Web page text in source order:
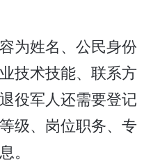
为姓名、公民身份
技术技能、联系方
役军人还需要登记
级、岗位职务、专
。